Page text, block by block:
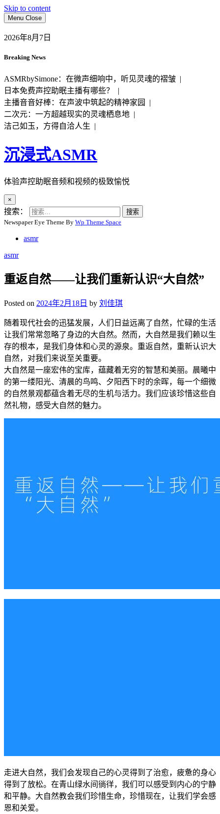
Skip to content
Menu Close
2026年8月7日
Breaking News
ASMRbySimone：在微声细响中，听见灵魂的褶皱 |
日本免费声控助眠主播有哪些？ |
主播音音好棒：在声波中筑起的精神家园 |
二次元：一方超越现实的灵魂栖息地 |
洁己如玉，方得自洽人生 |
沉浸式ASMR
体验声控助眠音频和视频的极致愉悦
×
搜索：
Newspaper Eye Theme By Wp Theme Space
asmr
asmr
重返自然——让我们重新认识“大自然”
Posted on 2024年2月18日 by 刘佳琪
随着现代社会的迅猛发展，人们日益远离了自然，忙碌的生活
让我们常常忽略了身边的大自然。然而，大自然是我们赖以生
存的根本，是我们身体和心灵的源泉。重返自然，重新认识大
自然，对我们来说至关重要。
大自然是一座宏伟的宝库，蕴藏着无穷的智慧和美丽。晨曦中
的第一缕阳光、清晨的鸟鸣、夕阳西下时的余晖，每一个细微
的自然景观都蕴含着无尽的生机与活力。我们应该珍惜这些自
然礼物，感受大自然的魅力。
走进大自然，我们会发现自己的心灵得到了治愈，疲惫的身心
得到了放松。在青山绿水间徜徉，我们可以感受到内心的宁静
和平静。大自然教会我们珍惜生命，珍惜现在，让我们学会感
恩和关爱。